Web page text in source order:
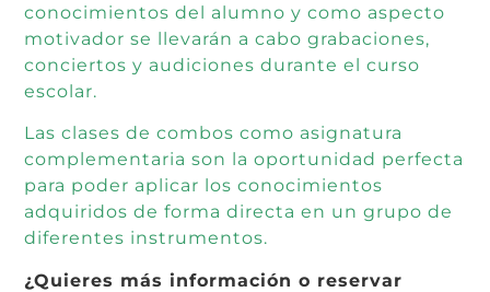
conocimientos del alumno y como aspecto
motivador se llevarán a cabo grabaciones,
conciertos y audiciones durante el curso
escolar.
Las clases de combos como asignatura
complementaria son la oportunidad perfecta
para poder aplicar los conocimientos
adquiridos de forma directa en un grupo de
diferentes instrumentos.
¿Quieres más información o reservar